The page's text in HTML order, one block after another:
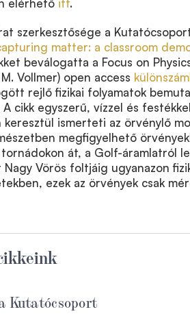
elérhető itt.
szerkesztősége a
matter: a classroom
beválogatta a Focus on
Vollmer) open access
rejlő fizikai folyamatok
cikk egyszerű, vízzel és
ismerteti az örvénylő
megfigyelhető
át, a Golf-áramlatról
Vörös foltjáig ugyanazon
ezek az örvények csak
Kutatócsoport